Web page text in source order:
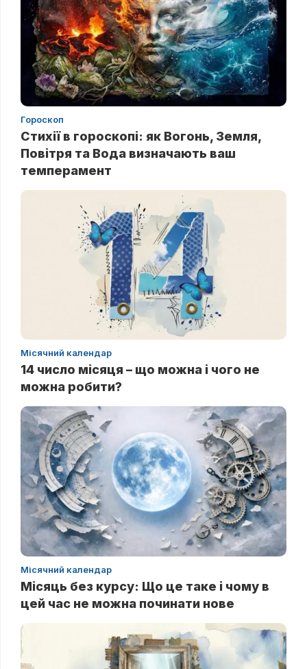
Гороскоп
Стихії в гороскопі: як Вогонь, Земля,
Повітря та Вода визначають ваш
темперамент
Місячний календар
14 число місяця – що можна і чого не
можна робити?
Місячний календар
Місяць без курсу: Що це таке і чому в
цей час не можна починати нове